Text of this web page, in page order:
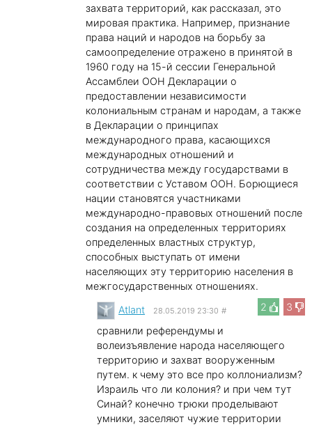
захвата территорий, как рассказал, это
мировая практика. Например, признание
права наций и народов на борьбу за
самоопределение отражено в принятой в
1960 году на 15-й сессии Генеральной
Ассамблеи ООН Декларации о
предоставлении независимости
колониальным странам и народам, а также
в Декларации о принципах
международного права, касающихся
международных отношений и
сотрудничества между государствами в
соответствии с Уставом ООН. Борющиеся
нации становятся участниками
международно-правовых отношений после
создания на определенных территориях
определенных властных структур,
способных выступать от имени
населяющих эту территорию населения в
межгосударственных отношениях.
2
3
Atlant 28.05.2019 23:30 #
сравнили референдумы и
волеизъявление народа населяющего
территорию и захват вооруженным
путем. к чему это все про коллониализм?
Израиль что ли колония? и при чем тут
Синай? конечно трюки проделывают
умники, заселяют чужие территории